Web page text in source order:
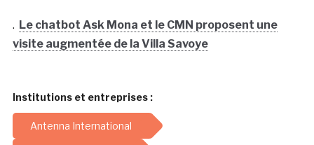
. Le chatbot Ask Mona et le CMN proposent une
visite augmentée de la Villa Savoye
Institutions et entreprises :
Antenna International